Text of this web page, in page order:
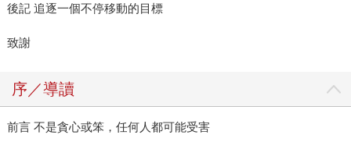
後記 追逐一個不停移動的目標
致謝
序／導讀
前言 不是貪心或笨，任何人都可能受害